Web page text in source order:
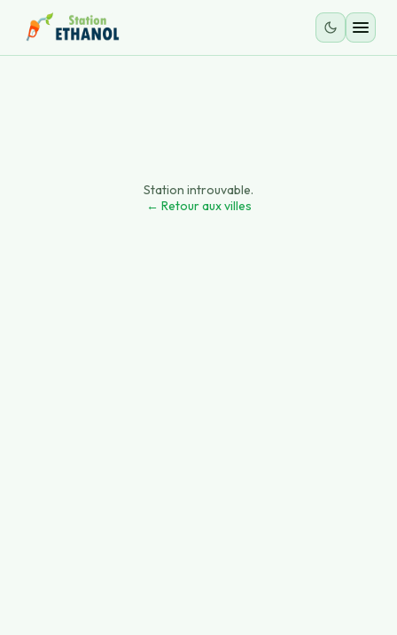
Station introuvable.
← Retour aux villes